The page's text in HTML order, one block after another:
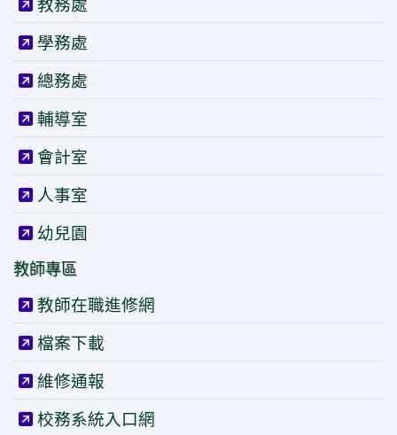
學務處
總務處
輔導室
會計室
人事室
幼兒園
教師專區
教師在職進修網
檔案下載
維修通報
校務系統入口網